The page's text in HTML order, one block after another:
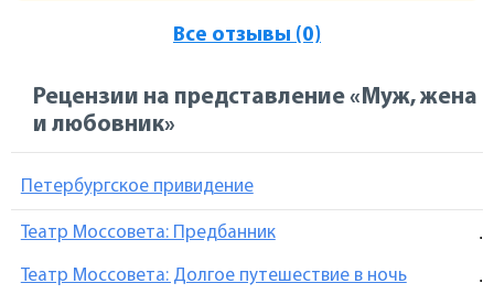
Все отзывы (0)
Рецензии на представление «Муж, жена
и любовник»
Петербургское привидение
Театр Моссовета: Предбанник .
Театр Моссовета: Долгое путешествие в ночь .